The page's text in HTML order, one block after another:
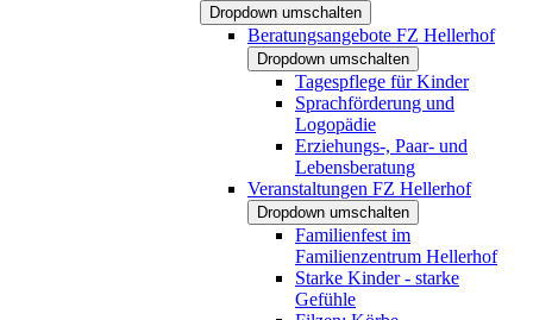
Dropdown umschalten
Beratungsangebote FZ Hellerhof
Dropdown umschalten
Tagespflege für Kinder
Sprachförderung und
Logopädie
Erziehungs-, Paar- und
Lebensberatung
Veranstaltungen FZ Hellerhof
Dropdown umschalten
Familienfest im
Familienzentrum Hellerhof
Starke Kinder - starke
Gefühle